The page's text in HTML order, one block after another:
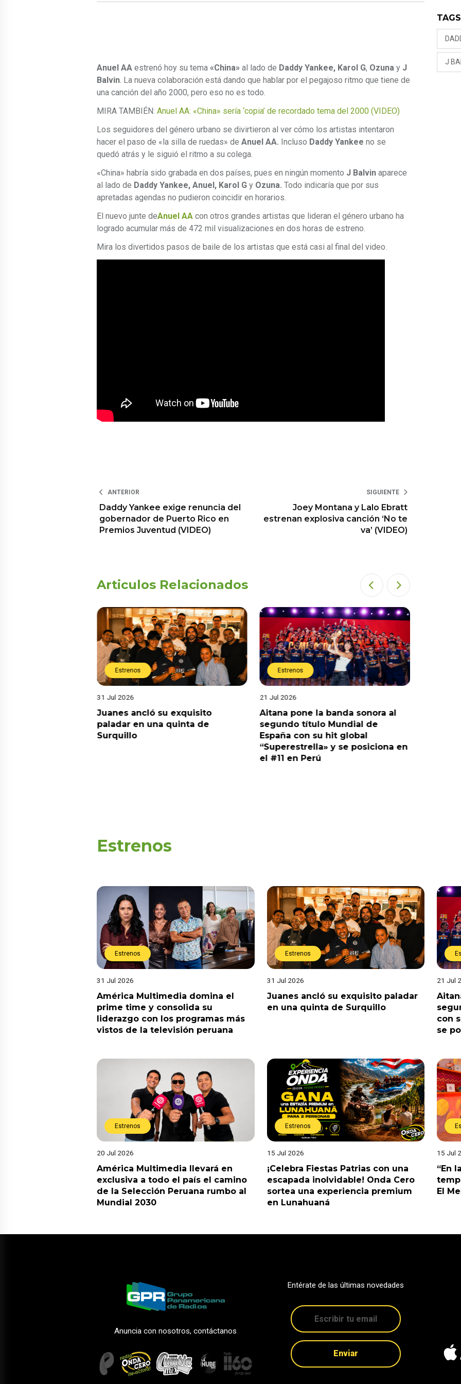
Anuel AA estrenó hoy su tema «China» al lado de Daddy Yankee, Karol G, Ozuna y J
Balvin. La nueva colaboración está dando que hablar por el pegajoso ritmo que tiene de
una canción del año 2000, pero eso no es todo.
MIRA TAMBIÉN: Anuel AA: «China» sería ‘copia’ de recordado tema del 2000 (VIDEO)
Los seguidores del género urbano se divirtieron al ver cómo los artistas intentaron
hacer el paso de «la silla de ruedas» de Anuel AA. Incluso Daddy Yankee no se
quedó atrás y le siguió el ritmo a su colega.
«China» habría sido grabada en dos países, pues en ningún momento J Balvin aparece
al lado de Daddy Yankee, Anuel, Karol G y Ozuna. Todo indicaría que por sus
apretadas agendas no pudieron coincidir en horarios.
El nuevo junte deAnuel AA con otros grandes artistas que lideran el género urbano ha
logrado acumular más de 472 mil visualizaciones en dos horas de estreno.
Mira los divertidos pasos de baile de los artistas que está casi al final del video.
ANTERIOR
Daddy Yankee exige renuncia del
gobernador de Puerto Rico en
Premios Juventud (VIDEO)
SIGUIENTE
Joey Montana y Lalo Ebratt
estrenan explosiva canción ‘No te
va’ (VIDEO)
Articulos Relacionados
Estrenos
31 Jul 2026
Juanes ancló su exquisito
paladar en una quinta de
Surquillo
Estrenos
21 Jul 2026
Aitana pone la banda sonora al
segundo título Mundial de
España con su hit global
“Superestrella» y se posiciona en
el #11 en Perú
TAGS
J
Estrenos
Estrenos
31 Jul 2026
América Multimedia domina el
prime time y consolida su
liderazgo con los programas más
vistos de la televisión peruana
Estrenos
31 Jul 2026
Juanes ancló su exquisito paladar
en una quinta de Surquillo
21 Jul
con
se
Estrenos
20 Jul 2026
América Multimedia llevará en
exclusiva a todo el país el camino
de la Selección Peruana rumbo al
Mundial 2030
Estrenos
15 Jul 2026
¡Celebra Fiestas Patrias con una
escapada inolvidable! Onda Cero
sortea una experiencia premium
en Lunahuaná
15 Jul
“En
El
Anuncia con nosotros, contáctanos
Entérate de las últimas novedades
Enviar